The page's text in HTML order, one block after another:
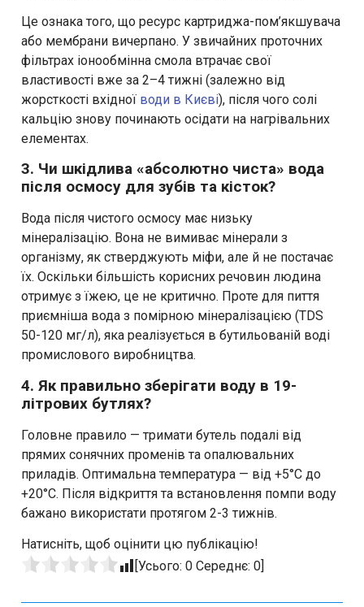
Це ознака того, що ресурс картриджа-пом’якшувача
або мембрани вичерпано. У звичайних проточних
фільтрах іонообмінна смола втрачає свої
властивості вже за 2–4 тижні (залежно від
жорсткості вхідної води в Києві), після чого солі
кальцію знову починають осідати на нагрівальних
елементах.
3. Чи шкідлива «абсолютно чиста» вода
після осмосу для зубів та кісток?
Вода після чистого осмосу має низьку
мінералізацію. Вона не вимиває мінерали з
організму, як стверджують міфи, але й не постачає
їх. Оскільки більшість корисних речовин людина
отримує з їжею, це не критично. Проте для пиття
приємніша вода з помірною мінералізацією (TDS
50-120 мг/л), яка реалізується в бутильованій воді
промислового виробництва.
4. Як правильно зберігати воду в 19-
літрових бутлях?
Головне правило — тримати бутель подалі від
прямих сонячних променів та опалювальних
приладів. Оптимальна температура — від +5°C до
+20°C. Після відкриття та встановлення помпи воду
бажано використати протягом 2-3 тижнів.
Натисніть, щоб оцінити цю публікацію!
[Усього: 0 Середнє: 0]